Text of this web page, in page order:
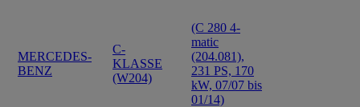
MERCEDES-
BENZ
C-
KLASSE
(W204)
(C 280 4-
matic
(204.081),
231 PS, 170
kW, 07/07 bis
01/14)